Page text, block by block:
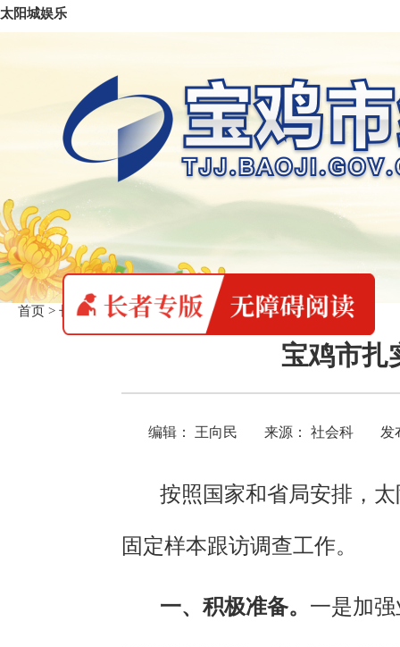
太阳城娱乐
首页 > 长者专版>统计要闻
宝鸡市扎
编辑： 王向民 来源： 社会科 发
按照国家和省局安排，
固定样本跟访调查工作。
一、积极准备。 一是加强